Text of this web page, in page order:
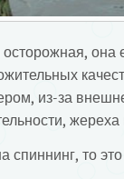
она
из-за
то